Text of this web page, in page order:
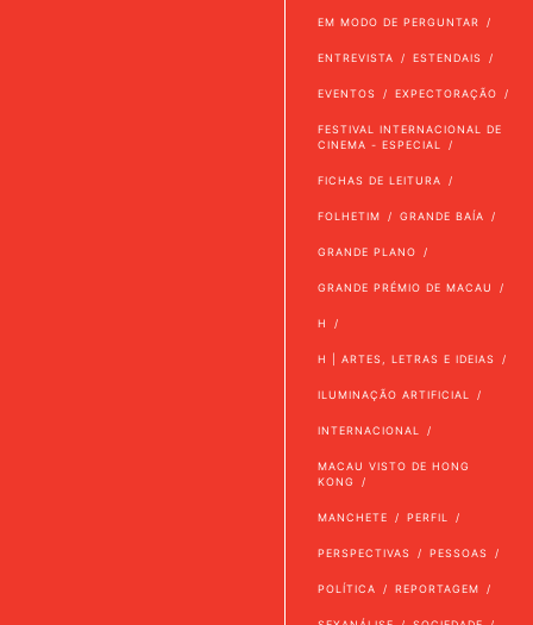
EM MODO DE PERGUNTAR
ENTREVISTA ESTENDAIS
EVENTOS EXPECTORAÇÃO
FESTIVAL INTERNACIONAL DE
CINEMA - ESPECIAL
FICHAS DE LEITURA
FOLHETIM GRANDE BAÍA
GRANDE PLANO
GRANDE PRÉMIO DE MACAU
H
H | ARTES, LETRAS E IDEIAS
ILUMINAÇÃO ARTIFICIAL
INTERNACIONAL
MACAU VISTO DE HONG
KONG
MANCHETE PERFIL
PERSPECTIVAS PESSOAS
POLÍTICA REPORTAGEM